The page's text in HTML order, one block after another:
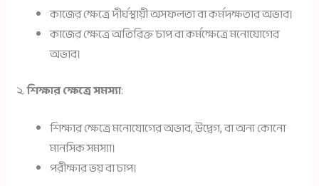
কাজের ক্ষেত্রে দীর্ঘস্থায়ী অসফলতা বা কর্মদক্ষতার অভাব।
কাজের ক্ষেত্রে অতিরিক্ত চাপ বা কর্মক্ষেত্রে মনোযোগের
অভাব।
২.শিক্ষার ক্ষেত্রে সমস্যা:
শিক্ষার ক্ষেত্রে মনোযোগের অভাব, উদ্বেগ, বা অন্য কোনো
মানসিক সমস্যা।
পরীক্ষার ভয় বা চাপ।